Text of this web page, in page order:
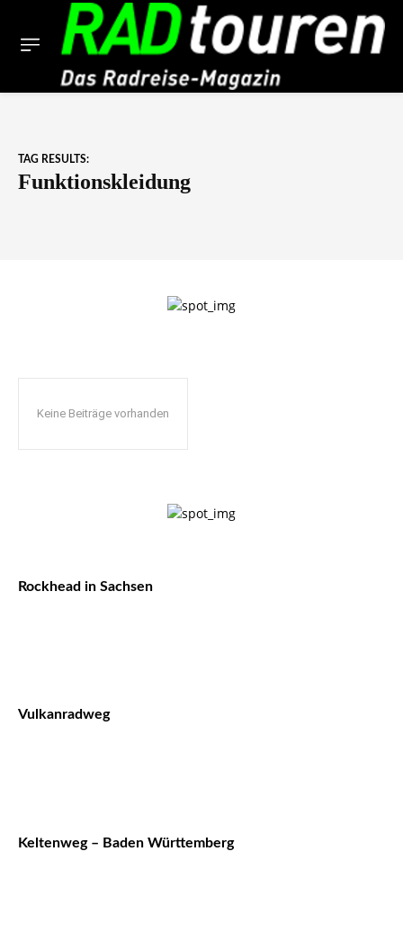
TAG RESULTS:
Funktionskleidung
Keine Beiträge vorhanden
Rockhead in Sachsen
Vulkanradweg
Keltenweg – Baden Württemberg